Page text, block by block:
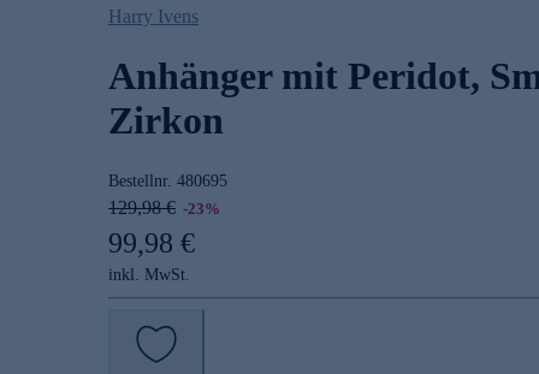
Harry Ivens
Anhänger mit Peridot,
Zirkon
Bestellnr. 480695
129,98 € -23%
99,98 €
inkl. MwSt.